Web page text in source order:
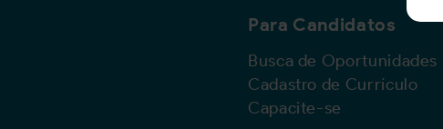
Para Candidatos
Busca de Oportunidades
Cadastro de Currículo
Capacite-se